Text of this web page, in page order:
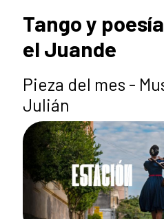
Tango y
el Juande
Pieza del mes -
Julián